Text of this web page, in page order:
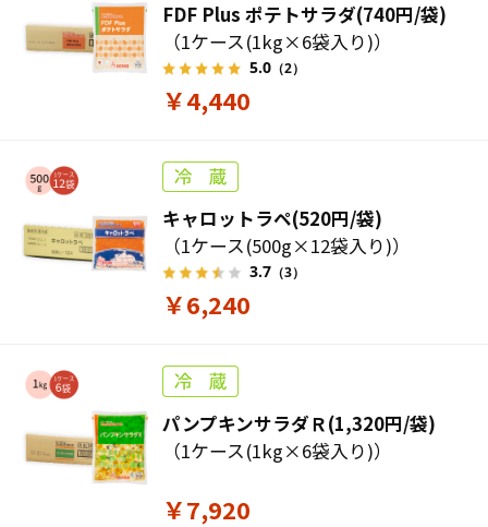
FDF Plus ポテトサラダ(740円/袋)
（1ケース(1kg×6袋入り)）
5.0 （2）
￥4,440
キャロットラペ(520円/袋)
（1ケース(500g×12袋入り)）
3.7 （3）
￥6,240
パンプキンサラダＲ(1,320円/袋)
（1ケース(1kg×6袋入り)）
￥7,920